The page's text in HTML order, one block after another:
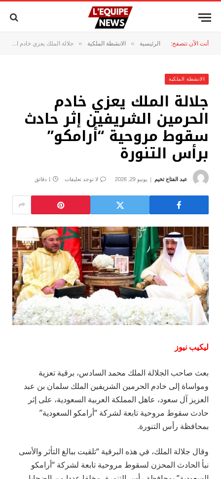
أنت الآن تتصفح: الرئيسية » الانشطة الملكية » جلالة الملك يعزي خادم الحرمين الشريفين إثر حادث سقوط مروحية “أرامكو” برأس التنورة
الانشطة الملكية
جلالة الملك يعزي خادم
الحرمين الشريفين إثر حادث
سقوط مروحية “أرامكو”
برأس التنورة
عبد الفتاح تخيم يونيو 29, 2026 لا توجد تعليقات 1 دقائق
ليكيب نيوز
بعث صاحب الجلالة الملك محمد السادس، برقية تعزية
ومواساة إلى خادم الحرمين الشريفين الملك سلمان بن عبد
العزيز آل سعود، عاهل المملكة العربية السعودية، على إثر
حادث سقوط مروحية تابعة لشركة “أرامكو السعودية”
بمحافظة رأس التنورة.
وقال جلالة الملك، في هذه البرقية “تلقيت ببالغ التأثر والأسى
نبأ الحادث المحزن لسقوط مروحية تابعة لشركة “أرامكو